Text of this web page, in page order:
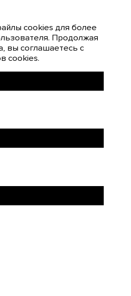
cookies для более
Продолжая
вы соглашаетесь с
cookies.